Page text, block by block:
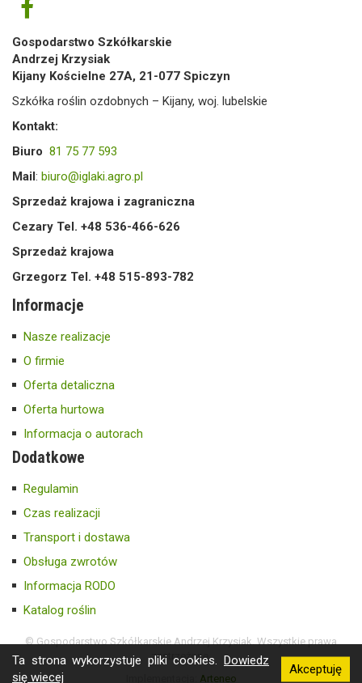
Gospodarstwo Szkółkarskie
Andrzej Krzysiak
Kijany Kościelne 27A, 21-077 Spiczyn
Szkółka roślin ozdobnych – Kijany, woj. lubelskie
Kontakt:
Biuro 81 75 77 593
Mail: biuro@iglaki.agro.pl
Sprzedaż krajowa i zagraniczna
Cezary Tel. +48 536-466-626
Sprzedaż krajowa
Grzegorz Tel. +48 515-893-782
Informacje
Nasze realizacje
O firmie
Oferta detaliczna
Oferta hurtowa
Informacja o autorach
Dodatkowe
Regulamin
Czas realizacji
Transport i dostawa
Obsługa zwrotów
Informacja RODO
Katalog roślin
© Gospodarstwo Szkółkarskie Andrzej Krzysiak. Wszystkie prawa
zastrzeżone.
Arteneo
Ta strona wykorzystuje pliki cookies. Dowiedz
się wiecej
Akceptuję